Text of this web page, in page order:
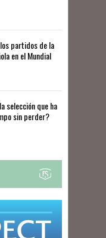
partidos de la
en el Mundial
selección que ha
sin perder?